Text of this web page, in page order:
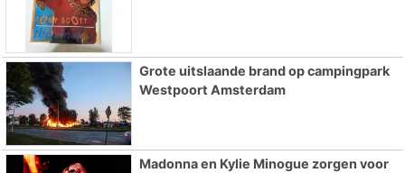
Grote uitslaande brand op campingpark
Westpoort Amsterdam
Madonna en Kylie Minogue zorgen voor